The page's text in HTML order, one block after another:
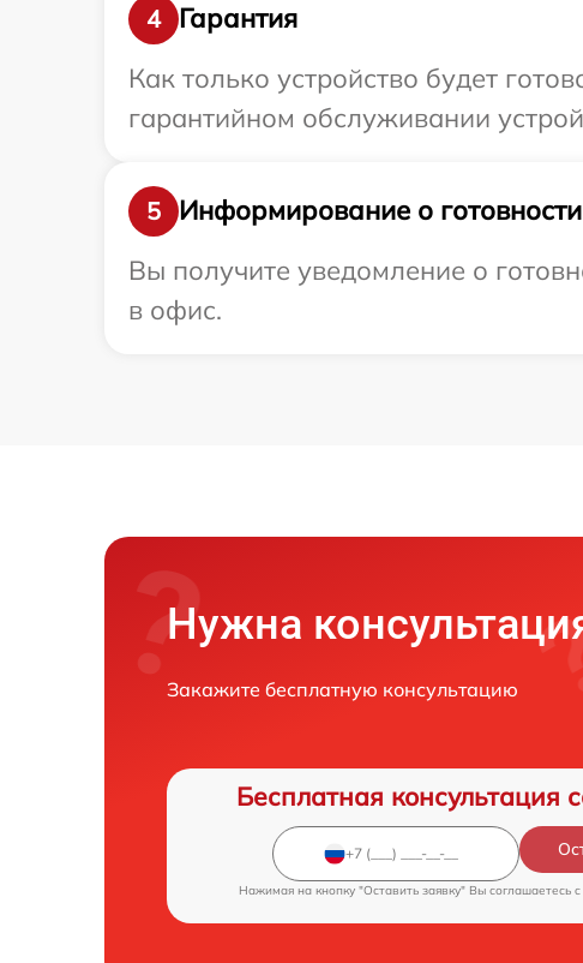
4
Гарантия
Как только устройство будет
гарантийном обслуживании
5
Информирование о готовности
Вы получите уведомление о
в офис.
Нужна
Закажите бесплатную консультацию
Бесплатная консультация
Нажимая на кнопку "Оставить заявку" Вы соглашаетесь c